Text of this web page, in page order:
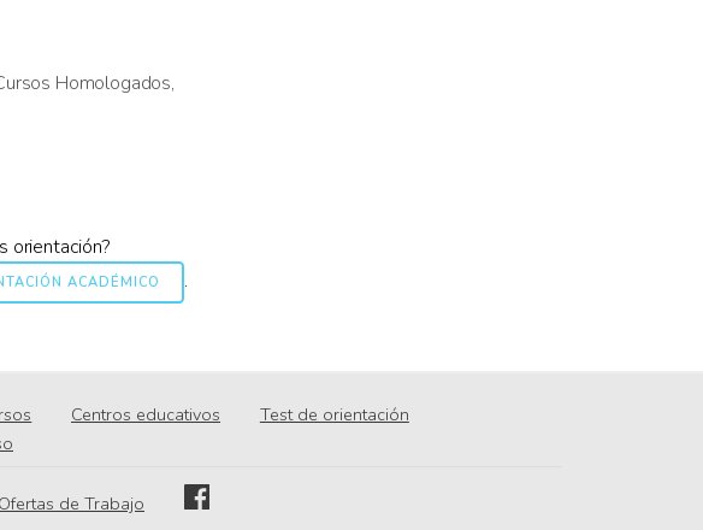
Homologados,
orientación?
ACADÉMICO .
Centros educativos
Test de orientación
Ofertas de Trabajo